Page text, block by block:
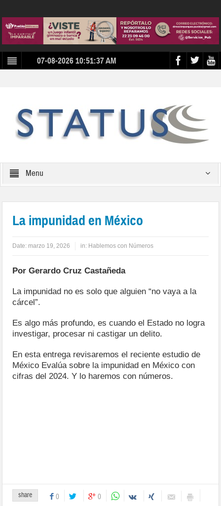
07-08-2026 10:51:37 AM
Menu
La impunidad en México
Date: marzo 19, 2026 in: Hablemos con Números
Por Gerardo Cruz Castañeda
La impunidad no es solo que alguien “no vaya a la
cárcel”.
Es algo más profundo, es cuando el Estado no logra
investigar, procesar ni castigar un delito.
En esta entrega revisaremos el reciente estudio de
México Evalúa sobre la impunidad en México con
cifras del 2024. Y lo haremos con números.
share 0 0